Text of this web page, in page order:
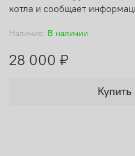
Наличие: В наличии
28 000 ₽
Купить
котла и сообщает